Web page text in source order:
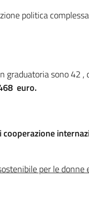
politica
graduatoria sono 42 ,
euro.
per le